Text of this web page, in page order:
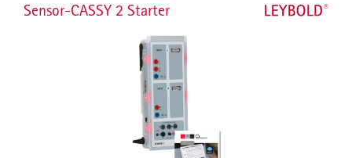
Sensor-CASSY 2 Starter